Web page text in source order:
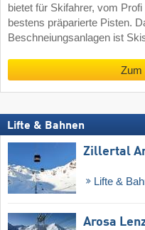
bietet für Skifahrer, vom
bestens präparierte Pisten.
Beschneiungsanlagen ist
Zum
Lifte & Bahnen
Zillertal
Lifte &
Arosa